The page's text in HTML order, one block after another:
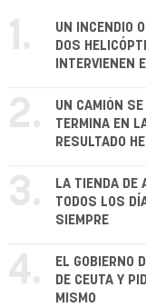
1.
UN INCENDIO
DOS
INTERVIENEN
2.
UN CAMIÓN
TERMINA EN
RESULTADO
3.
LA TIENDA DE
TODOS LOS
SIEMPRE
4.
EL GOBIERNO
DE CEUTA Y
MISMO